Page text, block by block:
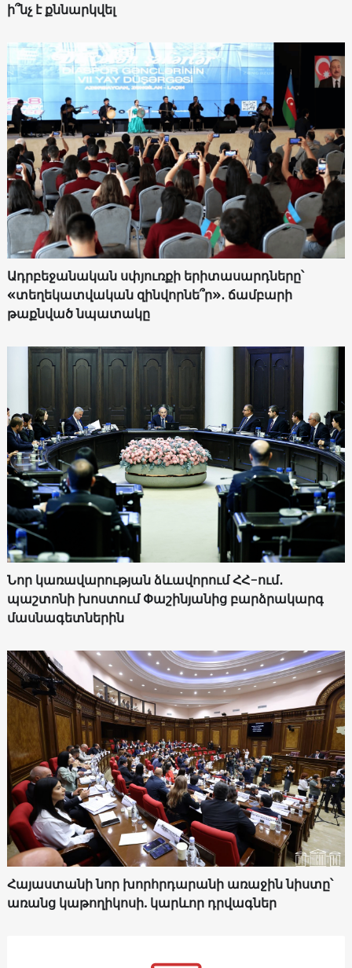
ի՞նչ է քննարկվել
Ադրբեջանական սփյուռքի երիտասարդները՝
«տեղեկատվական զինվորնե՞ր»․ ճամբարի
թաքնված նպատակը
Նոր կառավարության ձևավորում ՀՀ-ում․
պաշտոնի խոստում Փաշինյանից բարձրակարգ
մասնագետներին
Հայաստանի նոր խորհրդարանի առաջին նիստը՝
առանց կաթողիկոսի. կարևոր դրվագներ